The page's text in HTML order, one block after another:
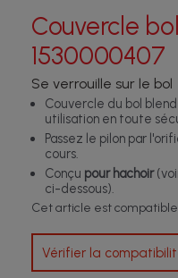
Couvercle
1530000407
Se verrouille sur le bol
Couvercle du bol
utilisation en toute
Passez le pilon par
cours.
Conçu pour hachoir
ci-dessous).
Cet article est
Vérifier la